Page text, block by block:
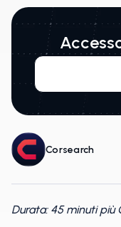
Corsearch
Durata: 45 minuti più